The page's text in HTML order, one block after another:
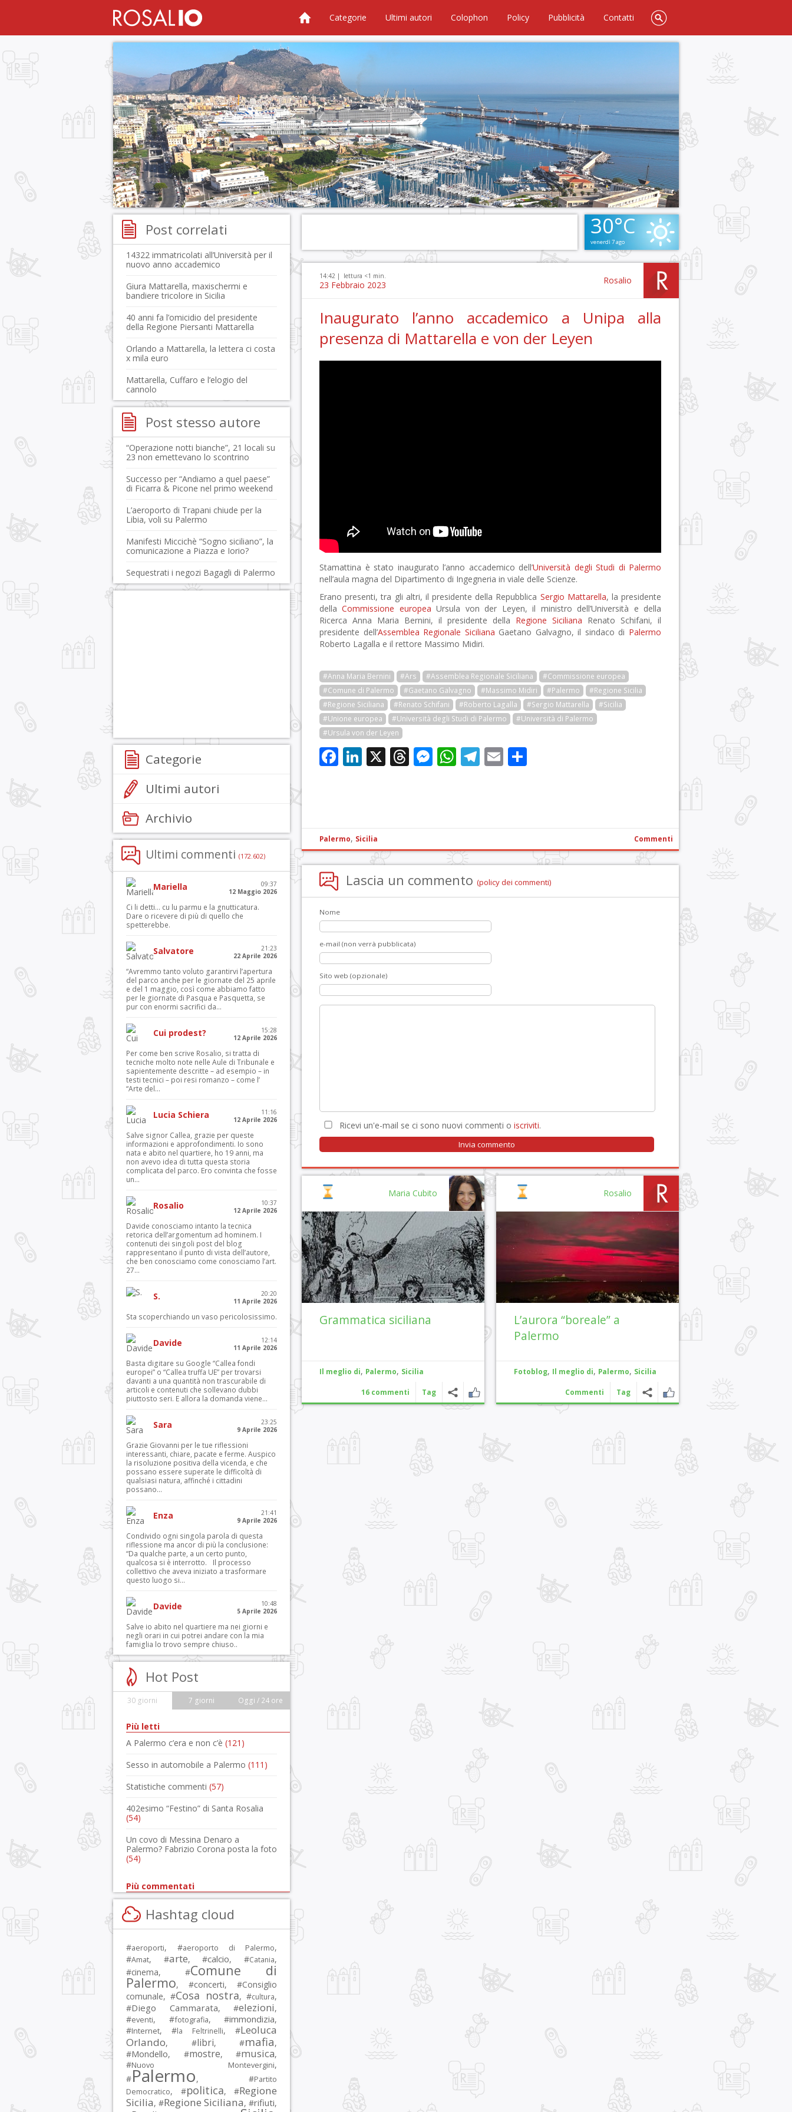
Categorie Ultimi autori Colophon Policy Pubblicità Contatti
30°C
venerdì 7 ago
14:42 | lettura <1 min.
23 Febbraio 2023 Rosalio
Inaugurato l’anno accademico a Unipa alla
presenza di Mattarella e von der Leyen
Stamattina è stato inaugurato l’anno accademico dell’Università degli Studi di Palermo
nell’aula magna del Dipartimento di Ingegneria in viale delle Scienze.
Erano presenti, tra gli altri, il presidente della Repubblica Sergio Mattarella, la presidente
dellaCommissione europea Ursula von der Leyen, il ministro dell’Università e della
Ricerca Anna Maria Bernini, il presidente della Regione Siciliana Renato Schifani, il
presidente dell’Assemblea Regionale Siciliana Gaetano Galvagno, il sindaco di Palermo
Roberto Lagalla e il rettore Massimo Midiri.
#Anna Maria Bernini #Ars #Assemblea Regionale Siciliana
#Commissione europea
#Comune di Palermo
#Gaetano Galvagno #Massimo Midiri #Palermo
#Regione Sicilia
#Regione Siciliana
#Renato Schifani #Roberto Lagalla #Sergio Mattarella
#Sicilia
#Unione europea
#Università degli Studi di Palermo
#Università di Palermo
#Ursula von der Leyen
Facebook
LinkedIn
X Threads
Messenger
WhatsApp
Telegram
Email
Palermo, Sicilia Commenti
Lascia un commento (policy dei commenti)
Nome
e-mail (non verrà pubblicata)
Sito web (opzionale)
Ricevi un'e-mail se ci sono nuovi commenti o iscriviti.
Rosalio
L’aurora “boreale” a
Palermo
Fotoblog, Il meglio di, Palermo, Sicilia
Commenti Tag
Maria Cubito
Grammatica siciliana
Il meglio di, Palermo, Sicilia
16 commenti Tag
Post correlati
14322 immatricolati all’Università per il
nuovo anno accademico
Giura Mattarella, maxischermi e
bandiere tricolore in Sicilia
40 anni fa l’omicidio del presidente
della Regione Piersanti Mattarella
Orlando a Mattarella, la lettera ci costa
x mila euro
Mattarella, Cuffaro e l’elogio del
cannolo
Post stesso autore
“Operazione notti bianche”, 21 locali su
23 non emettevano lo scontrino
Successo per “Andiamo a quel paese”
di Ficarra & Picone nel primo weekend
L’aeroporto di Trapani chiude per la
Libia, voli su Palermo
Manifesti Miccichè “Sogno siciliano”, la
comunicazione a Piazza e Iorio?
Sequestrati i negozi Bagagli di Palermo
Categorie
Ultimi autori
Archivio
Ultimi commenti (172.602)
Mariella
09:37
12 Maggio 2026
Ci li detti… cu lu parmu e la gnutticatura.
Dare o ricevere di più di quello che
spetterebbe.
Salvatore
21:23
22 Aprile 2026
“Avremmo tanto voluto garantirvi l’apertura
del parco anche per le giornate del 25 aprile
e del 1 maggio, così come abbiamo fatto
per le giornate di Pasqua e Pasquetta, se
pur con enormi sacrifici da...
Cui prodest?
15:28
12 Aprile 2026
Per come ben scrive Rosalio, si tratta di
tecniche molto note nelle Aule di Tribunale e
sapientemente descritte – ad esempio – in
testi tecnici – poi resi romanzo – come l’
“Arte del...
Lucia Schiera
11:16
12 Aprile 2026
Salve signor Callea, grazie per queste
informazioni e approfondimenti. Io sono
nata e abito nel quartiere, ho 19 anni, ma
non avevo idea di tutta questa storia
complicata del parco. Ero convinta che fosse
un...
Rosalio
10:37
12 Aprile 2026
Davide conosciamo intanto la tecnica
retorica dell’argomentum ad hominem. I
contenuti dei singoli post del blog
rappresentano il punto di vista dell’autore,
che ben conosciamo come conosciamo l’art.
27...
S.
20:20
11 Aprile 2026
Sta scoperchiando un vaso pericolosissimo.
Davide
12:14
11 Aprile 2026
Basta digitare su Google “Callea fondi
europei” o “Callea truffa UE” per trovarsi
davanti a una quantità non trascurabile di
articoli e contenuti che sollevano dubbi
piuttosto seri. E allora la domanda viene...
Sara
23:25
9 Aprile 2026
Grazie Giovanni per le tue riflessioni
interessanti, chiare, pacate e ferme. Auspico
la risoluzione positiva della vicenda, e che
possano essere superate le difficoltà di
qualsiasi natura, affinché i cittadini
possano...
Enza
21:41
9 Aprile 2026
Condivido ogni singola parola di questa
riflessione ma ancor di più la conclusione:
“Da qualche parte, a un certo punto,
qualcosa si è interrotto. Il processo
collettivo che aveva iniziato a trasformare
questo luogo si...
Davide
10:48
5 Aprile 2026
Salve io abito nel quartiere ma nei giorni e
negli orari in cui potrei andare con la mia
famiglia lo trovo sempre chiuso..
Hot Post
30 giorni 7 giorni Oggi / 24 ore
Più letti
A Palermo c’era e non c’è (121)
Sesso in automobile a Palermo (111)
Statistiche commenti (57)
402esimo “Festino” di Santa Rosalia
(54)
Un covo di Messina Denaro a
Palermo? Fabrizio Corona posta la foto
(54)
Più commentati
Hashtag cloud
#aeroporti, #aeroporto di Palermo,
#Amat, #arte, #calcio, #Catania,
#cinema, #Comune di
Palermo, #concerti, #Consiglio
comunale, #Cosa nostra, #cultura,
#Diego Cammarata, #elezioni,
#eventi, #fotografia, #immondizia,
#Internet, #la Feltrinelli, #Leoluca
Orlando, #libri, #mafia,
#Mondello, #mostre, #musica,
#Nuovo Montevergini,
#Palermo, #Partito
Democratico, #politica, #Regione
Sicilia, #Regione Siciliana, #rifiuti,